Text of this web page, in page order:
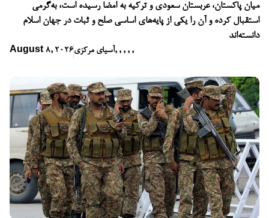
میان پاکستان، عربستان سعودی و ترکیه به امضا رسیده است، به‌گرمی
استقبال کرده و آن را یکی از پایه‌های اساسی صلح و ثبات در جهان اسلام
دانسته‌اند
August 8, 2026آسیای مرکزی, , , , ,